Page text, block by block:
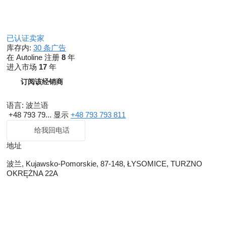
已认证卖家
库存内: 30 条广告
在 Autoline 注册 8 年
进入市场 17 年
订阅该经销商
语言: 波兰语
+48 793 79... 显示 +48 793 793 811
给我回电话
地址
波兰, Kujawsko-Pomorskie, 87-148, ŁYSOMICE, TURZNO
OKRĘŻNA 22A